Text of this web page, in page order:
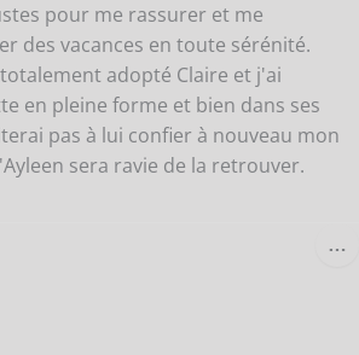
pour me rassurer et me
des vacances en toute sérénité.
adopté Claire et j'ai
en pleine forme et bien dans ses
pas à lui confier à nouveau mon
sera ravie de la retrouver.
…